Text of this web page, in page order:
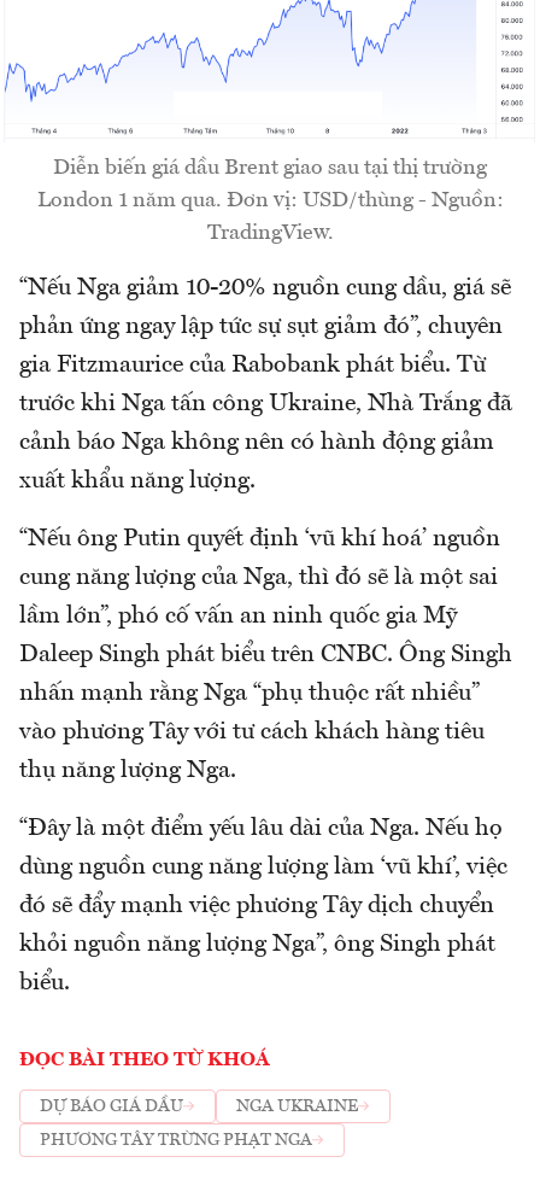
Diễn biến giá dầu Brent giao sau tại thị trường
London 1 năm qua. Đơn vị: USD/thùng - Nguồn:
TradingView.
“Nếu Nga giảm 10-20% nguồn cung dầu, giá sẽ
phản ứng ngay lập tức sự sụt giảm đó”, chuyên
gia Fitzmaurice của Rabobank phát biểu. Từ
trước khi Nga tấn công Ukraine, Nhà Trắng đã
cảnh báo Nga không nên có hành động giảm
xuất khẩu năng lượng.
“Nếu ông Putin quyết định ‘vũ khí hoá’ nguồn
cung năng lượng của Nga, thì đó sẽ là một sai
lầm lớn”, phó cố vấn an ninh quốc gia Mỹ
Daleep Singh phát biểu trên CNBC. Ông Singh
nhấn mạnh rằng Nga “phụ thuộc rất nhiều”
vào phương Tây với tư cách khách hàng tiêu
thụ năng lượng Nga.
“Đây là một điểm yếu lâu dài của Nga. Nếu họ
dùng nguồn cung năng lượng làm ‘vũ khí’, việc
đó sẽ đẩy mạnh việc phương Tây dịch chuyển
khỏi nguồn năng lượng Nga”, ông Singh phát
biểu.
ĐỌC BÀI THEO TỪ KHOÁ
DỰ BÁO GIÁ DẦU
NGA UKRAINE
PHƯƠNG TÂY TRỪNG PHẠT NGA